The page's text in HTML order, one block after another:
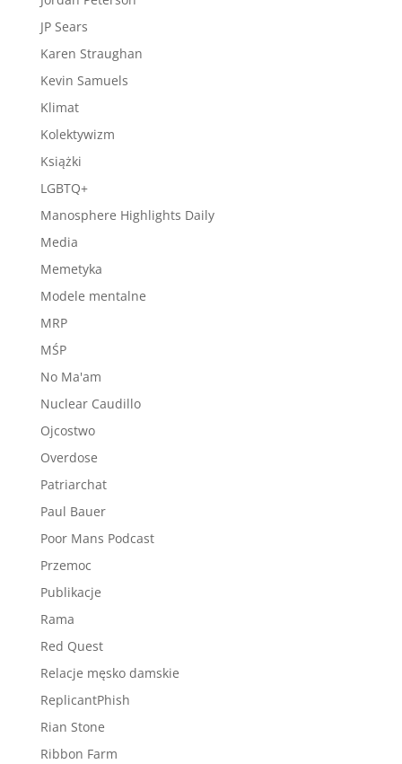
JP Sears
Karen Straughan
Kevin Samuels
Klimat
Kolektywizm
Książki
LGBTQ+
Manosphere Highlights Daily
Media
Memetyka
Modele mentalne
MRP
MŚP
No Ma'am
Nuclear Caudillo
Ojcostwo
Overdose
Patriarchat
Paul Bauer
Poor Mans Podcast
Przemoc
Publikacje
Rama
Red Quest
Relacje męsko damskie
ReplicantPhish
Rian Stone
Ribbon Farm